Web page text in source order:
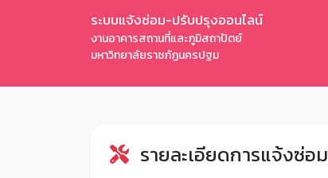
ระบบแจ้งซ่อม-ปรับปรุงออนไลน์
งานอาคารสถานที่และภูมิสถาปัตย์
มหาวิทยาลัยราชภัฏนครปฐม
รายละเอียดการแจ้งซ่อม